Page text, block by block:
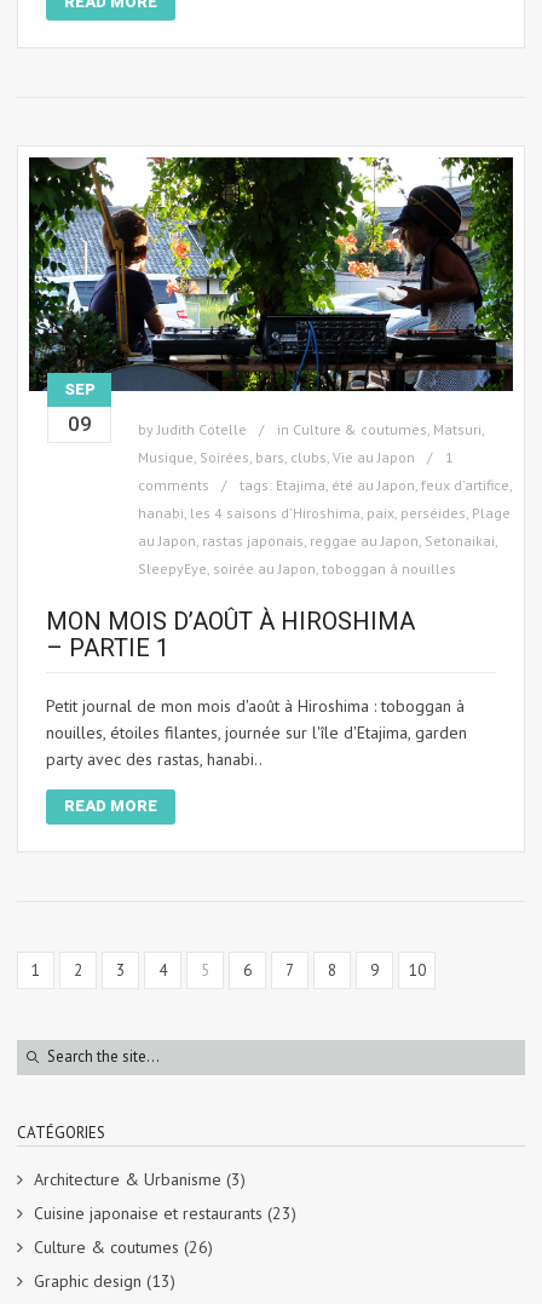
SEP
09 by Judith Cotelle in Culture & coutumes Matsuri
Musique Soirées, bars, clubs Vie au Japon
1
comments
tags: Etajima été au Japon feux d'artifice
hanabi les 4 saisons d'Hiroshima paix perséides Plage
au Japon rastas japonais reggae au Japon Setonaikai
SleepyEye soirée au Japon toboggan à nouilles
MON MOIS D’AOÛT À HIROSHIMA
– PARTIE 1
Petit journal de mon mois d'août à Hiroshima : toboggan à
nouilles, étoiles filantes, journée sur l'île d'Etajima, garden
party avec des rastas, hanabi..
READ MORE
1 2 3 4 5 6 7 8 9 10
CATÉGORIES
Architecture & Urbanisme (3)
Cuisine japonaise et restaurants (23)
Culture & coutumes (26)
Graphic design (13)